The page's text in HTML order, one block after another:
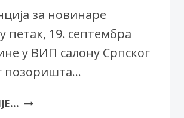
за новинаре
петак, 19. септембра
у ВИП салону Српског
позоришта…
БИТЕФ